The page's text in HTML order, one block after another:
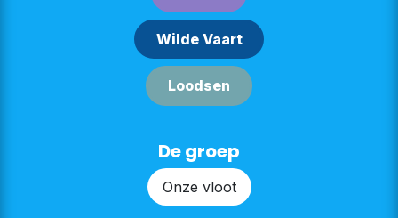
De groep
Onze v​​loot
Wilde Vaart
Lood​​sen​​​​